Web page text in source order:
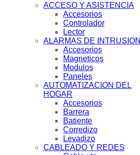
ACCESO Y ASISTENCIA
Accesorios
Controlador
Lector
ALARMAS DE INTRUSION
Accesorios
Magneticos
Modulos
Paneles
AUTOMATIZACION DEL
HOGAR
Accesorios
Barrera
Batiente
Corredizo
Levadizo
CABLEADO Y REDES